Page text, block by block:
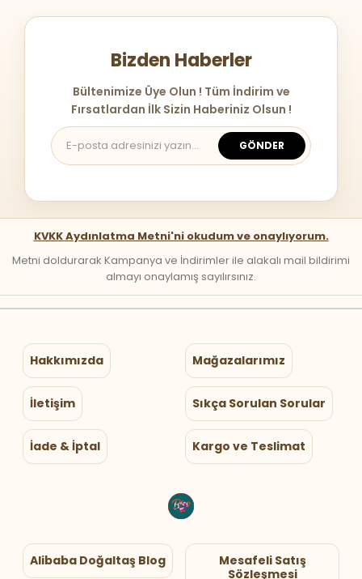
Bizden Haberler
Bültenimize Üye Olun ! Tüm İndirim ve
Fırsatlardan İlk Sizin Haberiniz Olsun !
GÖNDER
KVKK Aydınlatma Metni'ni okudum ve onaylıyorum.
Metni doldurarak Kampanya ve İndirimler ile alakalı mail bildirimi
almayı onaylamış sayılırsınız.
Hakkımızda Mağazalarımız
İletişim Sıkça Sorulan Sorular
İade & İptal Kargo ve Teslimat
Alibaba Doğaltaş Blog
Mesafeli Satış
Sözleşmesi